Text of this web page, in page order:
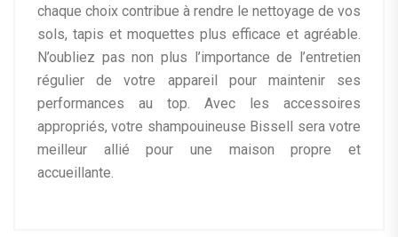
chaque choix contribue à rendre le nettoyage de vos
sols, tapis et moquettes plus efficace et agréable.
N’oubliez pas non plus l’importance de l’entretien
régulier de votre appareil pour maintenir ses
performances au top. Avec les accessoires
appropriés, votre shampouineuse Bissell sera votre
meilleur allié pour une maison propre et
accueillante.